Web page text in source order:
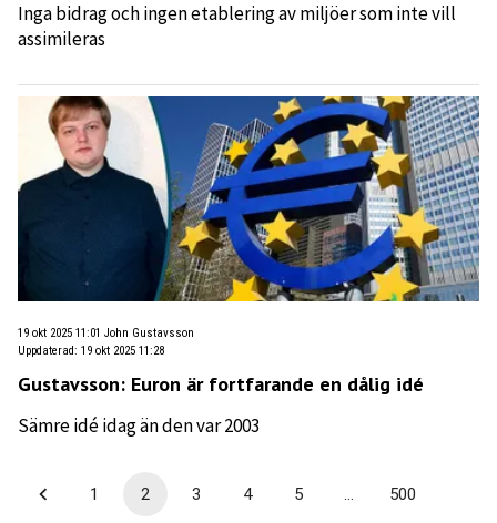
Inga bidrag och ingen etablering av miljöer som inte vill
assimileras
19 okt 2025 11:01 John Gustavsson
Uppdaterad: 19 okt 2025 11:28
Gustavsson: Euron är fortfarande en dålig idé
Sämre idé idag än den var 2003
1 2 3 4 5 500